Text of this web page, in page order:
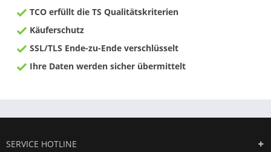
TCO erfüllt die TS Qualitätskriterien
Käuferschutz
SSL/TLS Ende-zu-Ende verschlüsselt
Ihre Daten werden sicher übermittelt
SERVICE HOTLINE